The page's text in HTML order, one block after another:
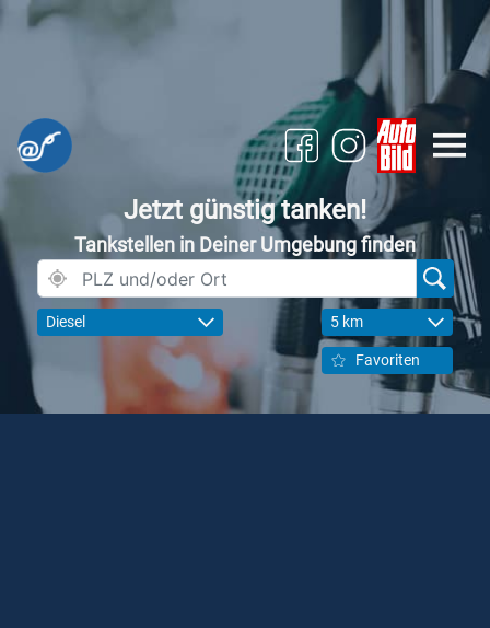
Jetzt günstig tanken!
Tankstellen in Deiner Umgebung finden
Diesel 5 km
Favoriten